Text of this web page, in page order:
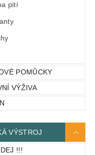
pití
POMŮCKY
VÝŽIVA
VÝSTROJ
!!!